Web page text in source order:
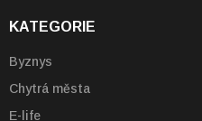
KATEGORIE
Byznys
Chytrá města
E-life